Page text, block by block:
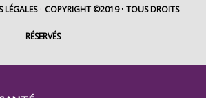
LÉGALES COPYRIGHT ©2019 TOUS DROITS
RÉSERVÉS